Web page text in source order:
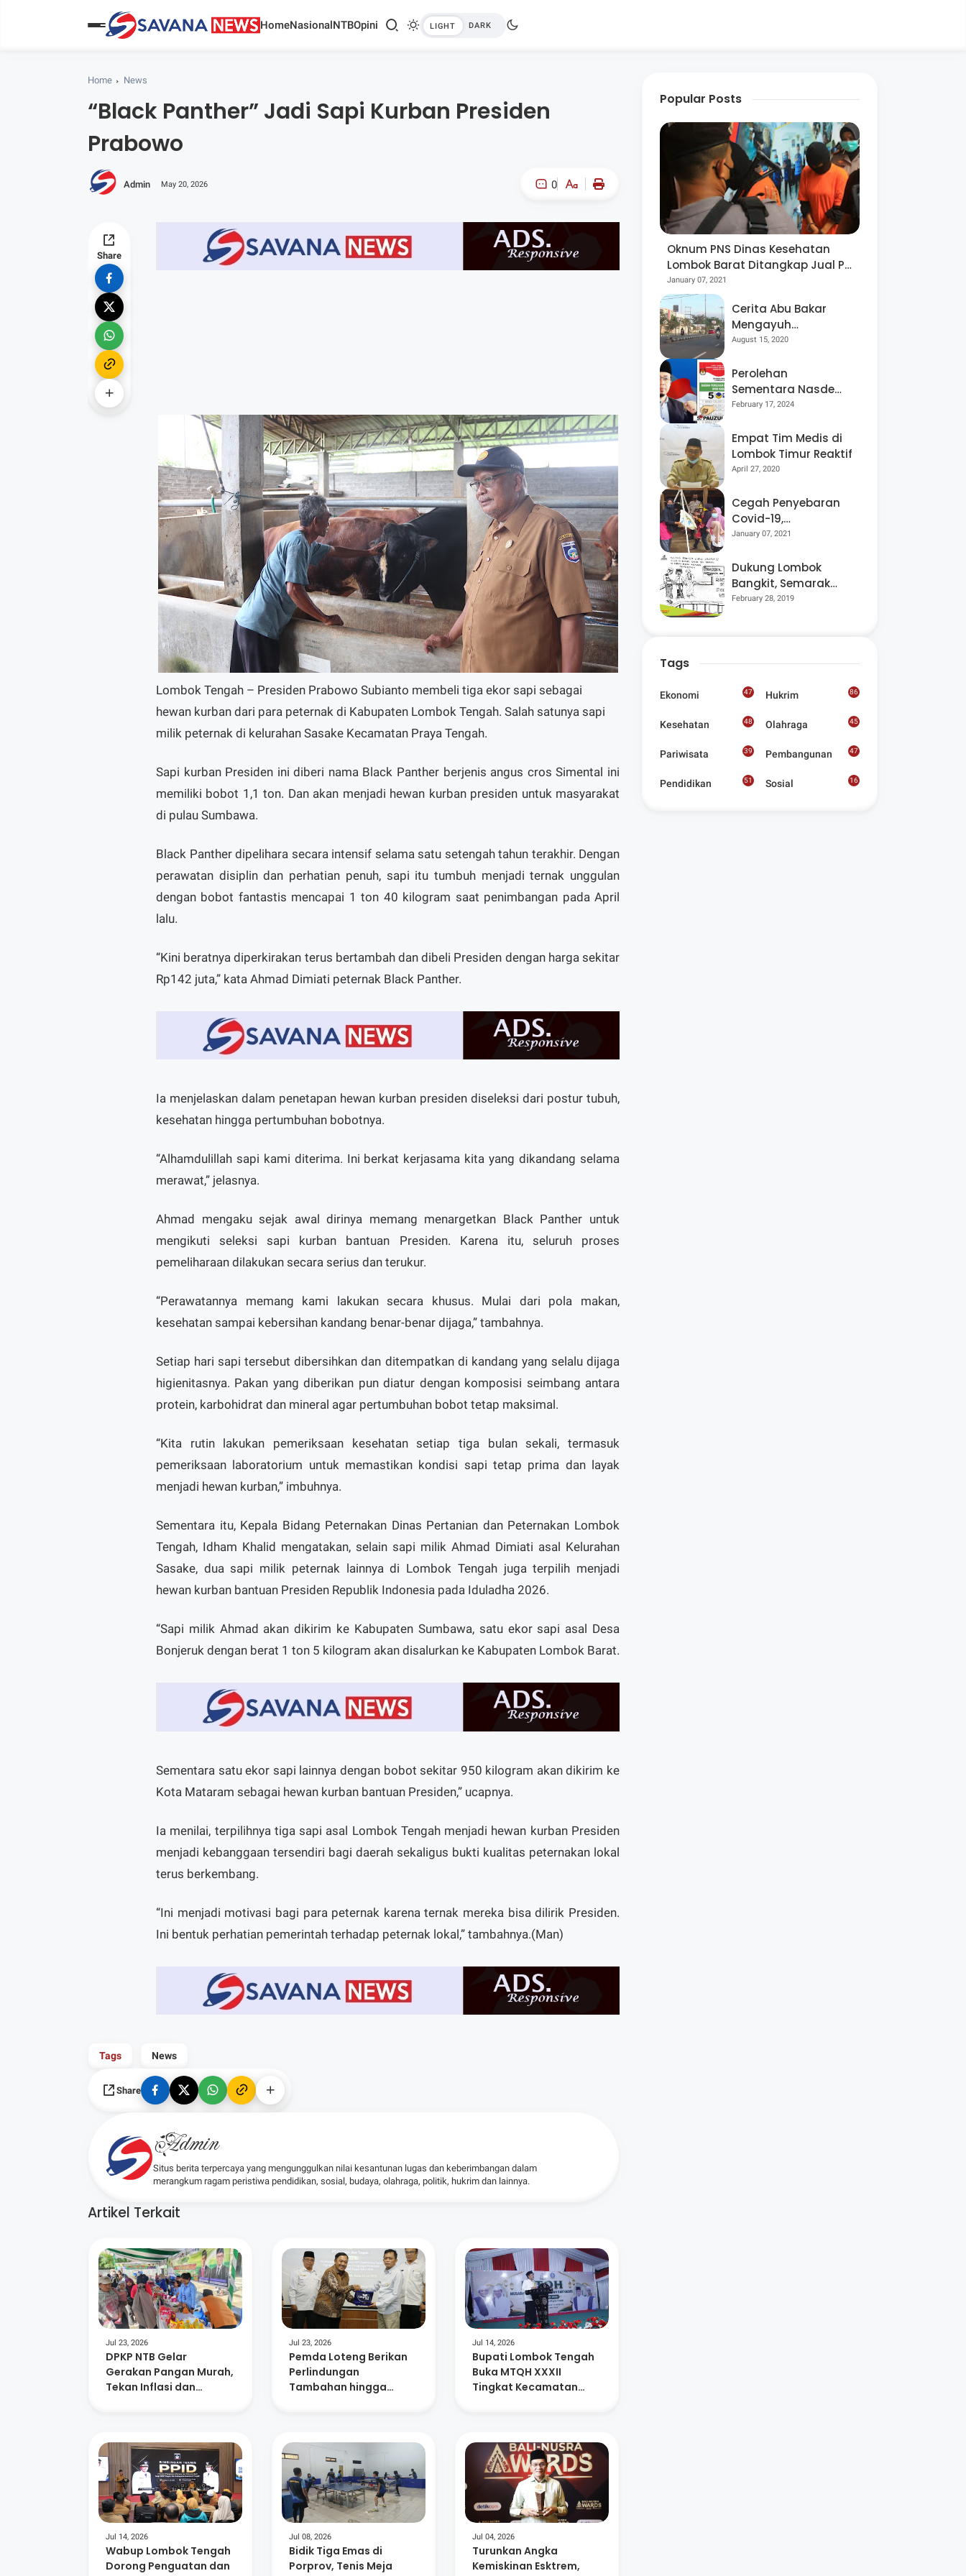
HomeNasionalNTBOpini
Home News
“Black Panther” Jadi Sapi Kurban Presiden
Prabowo
Admin May 20, 2026 0
A-
Share
Lombok Tengah – Presiden Prabowo Subianto membeli tiga ekor sapi sebagai
hewan kurban dari para peternak di Kabupaten Lombok Tengah. Salah satunya sapi
milik peternak di kelurahan Sasake Kecamatan Praya Tengah.
Sapi kurban Presiden ini diberi nama Black Panther berjenis angus cros Simental ini
memiliki bobot 1,1 ton. Dan akan menjadi hewan kurban presiden untuk masyarakat
di pulau Sumbawa.
Black Panther dipelihara secara intensif selama satu setengah tahun terakhir. Dengan
perawatan disiplin dan perhatian penuh, sapi itu tumbuh menjadi ternak unggulan
dengan bobot fantastis mencapai 1 ton 40 kilogram saat penimbangan pada April
lalu.
“Kini beratnya diperkirakan terus bertambah dan dibeli Presiden dengan harga sekitar
Rp142 juta,” kata Ahmad Dimiati peternak Black Panther.
Ia menjelaskan dalam penetapan hewan kurban presiden diseleksi dari postur tubuh,
kesehatan hingga pertumbuhan bobotnya.
“Alhamdulillah sapi kami diterima. Ini berkat kerjasama kita yang dikandang selama
merawat,” jelasnya.
Ahmad mengaku sejak awal dirinya memang menargetkan Black Panther untuk
mengikuti seleksi sapi kurban bantuan Presiden. Karena itu, seluruh proses
pemeliharaan dilakukan secara serius dan terukur.
“Perawatannya memang kami lakukan secara khusus. Mulai dari pola makan,
kesehatan sampai kebersihan kandang benar-benar dijaga,” tambahnya.
Setiap hari sapi tersebut dibersihkan dan ditempatkan di kandang yang selalu dijaga
higienitasnya. Pakan yang diberikan pun diatur dengan komposisi seimbang antara
protein, karbohidrat dan mineral agar pertumbuhan bobot tetap maksimal.
“Kita rutin lakukan pemeriksaan kesehatan setiap tiga bulan sekali, termasuk
pemeriksaan laboratorium untuk memastikan kondisi sapi tetap prima dan layak
menjadi hewan kurban,” imbuhnya.
Sementara itu, Kepala Bidang Peternakan Dinas Pertanian dan Peternakan Lombok
Tengah, Idham Khalid mengatakan, selain sapi milik Ahmad Dimiati asal Kelurahan
Sasake, dua sapi milik peternak lainnya di Lombok Tengah juga terpilih menjadi
hewan kurban bantuan Presiden Republik Indonesia pada Iduladha 2026.
“Sapi milik Ahmad akan dikirim ke Kabupaten Sumbawa, satu ekor sapi asal Desa
Bonjeruk dengan berat 1 ton 5 kilogram akan disalurkan ke Kabupaten Lombok Barat.
Sementara satu ekor sapi lainnya dengan bobot sekitar 950 kilogram akan dikirim ke
Kota Mataram sebagai hewan kurban bantuan Presiden,” ucapnya.
Ia menilai, terpilihnya tiga sapi asal Lombok Tengah menjadi hewan kurban Presiden
menjadi kebanggaan tersendiri bagi daerah sekaligus bukti kualitas peternakan lokal
terus berkembang.
“Ini menjadi motivasi bagi para peternak karena ternak mereka bisa dilirik Presiden.
Ini bentuk perhatian pemerintah terhadap peternak lokal,” tambahnya.(Man)
Tags News
Share
Admin
Situs berita terpercaya yang mengunggulkan nilai kesantunan lugas dan keberimbangan dalam
merangkum ragam peristiwa pendidikan, sosial, budaya, olahraga, politik, hukrim dan lainnya.
Artikel Terkait
Jul 23, 2026
DPKP NTB Gelar
Gerakan Pangan Murah,
Tekan Inflasi dan
Jul 23, 2026
Pemda Loteng Berikan
Perlindungan
Tambahan hingga
Jul 14, 2026
Bupati Lombok Tengah
Buka MTQH XXXII
Tingkat Kecamatan
Jul 14, 2026
Wabup Lombok Tengah
Dorong Penguatan dan
Jul 08, 2026
Bidik Tiga Emas di
Porprov, Tenis Meja
Jul 04, 2026
Turunkan Angka
Kemiskinan Esktrem,
Popular Posts
Oknum PNS Dinas Kesehatan
Lombok Barat Ditangkap Jual Pil
Ekstasi
January 07, 2021
Cerita Abu Bakar
Mengayuh
Sepedanya Selama
Menggelorakan
Kemerdekaan
August 15, 2020
Perolehan
Sementara Nasdem
Lobar Tertinggi,
Berpeluang “Rebut”
Kursi Dapil 3
February 17, 2024
Empat Tim Medis di
Lombok Timur Reaktif
April 27, 2020
Cegah Penyebaran
Covid-19,
Bhabinkamtibmas
Kegiatan Posyandu
January 07, 2021
Dukung Lombok
Bangkit, Semarak
Pesta Rakyat
Seniman Di Lombok
February 28, 2019
Tags
Ekonomi 47 Hukrim 86
Kesehatan 48 Olahraga 45
Pariwisata 39 Pembangunan 47
Pendidikan 51 Sosial
16